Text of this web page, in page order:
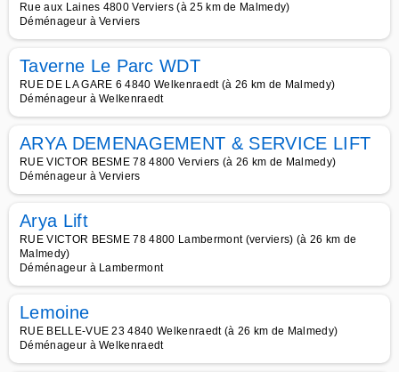
Rue aux Laines 4800 Verviers (à 25 km de Malmedy)
Déménageur à Verviers
Taverne Le Parc WDT
RUE DE LA GARE 6 4840 Welkenraedt (à 26 km de Malmedy)
Déménageur à Welkenraedt
ARYA DEMENAGEMENT & SERVICE LIFT
RUE VICTOR BESME 78 4800 Verviers (à 26 km de Malmedy)
Déménageur à Verviers
Arya Lift
RUE VICTOR BESME 78 4800 Lambermont (verviers) (à 26 km de
Malmedy)
Déménageur à Lambermont
Lemoine
RUE BELLE-VUE 23 4840 Welkenraedt (à 26 km de Malmedy)
Déménageur à Welkenraedt